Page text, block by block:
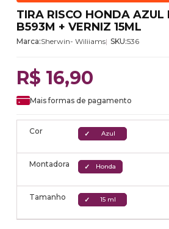
TIRA RISCO HONDA AZUL
B593M + VERNIZ 15ML
Marca:Sherwin- Wiliiams SKU:536
R$ 16,90
Mais formas de pagamento
Cor Azul
Montadora Honda
Tamanho 15 ml